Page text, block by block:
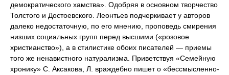
демократического хамства». Одобряя в основном творчество
Толстого и Достоевского. Леонтьев подчеркивает у авторов
далеко недостаточную, по его мнению, проповедь смирения
низших социальных групп перед высшими («розовое
христианство»), а в стилистике обоих писателей — приемы
того же ненавистного натурализма. Приветствуя «Семейную
хронику» С. Аксакова, Л. враждебно пишет о «бессмысленно-